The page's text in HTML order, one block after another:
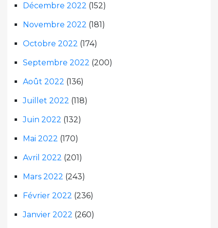
Décembre 2022 (152)
Novembre 2022 (181)
Octobre 2022 (174)
Septembre 2022 (200)
Août 2022 (136)
Juillet 2022 (118)
Juin 2022 (132)
Mai 2022 (170)
Avril 2022 (201)
Mars 2022 (243)
Février 2022 (236)
Janvier 2022 (260)